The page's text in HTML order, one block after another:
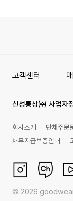
고객센터
신성통상㈜ 사업자
회사소개 단체주문
채무지급보증안내
© 2026